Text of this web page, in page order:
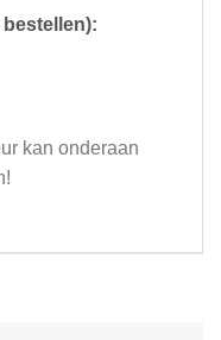
kan onderaan